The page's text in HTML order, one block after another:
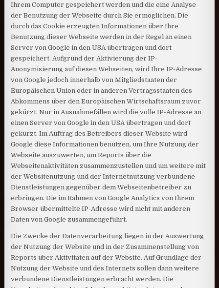
Ihrem Computer gespeichert werden und die eine Analyse
der Benutzung der Webseite durch Sie ermöglichen. Die
durch das Cookie erzeugten Informationen über Ihre
Benutzung dieser Webseite werden in der Regel an einen
Server von Google in den USA übertragen und dort
gespeichert. Aufgrund der Aktivierung der IP-
Anonymisierung auf diesen Webseiten, wird Ihre IP-Adresse
von Google jedoch innerhalb von Mitgliedstaaten der
Europäischen Union oder in anderen Vertragsstaaten des
Abkommens über den Europäischen Wirtschaftsraum zuvor
gekürzt. Nur in Ausnahmefällen wird die volle IP-Adresse an
einen Server von Google in den USA übertragen und dort
gekürzt. Im Auftrag des Betreibers dieser Website wird
Google diese Informationen benutzen, um Ihre Nutzung der
Webseite auszuwerten, um Reports über die
Webseitenaktivitäten zusammenzustellen und um weitere mit
der Websitenutzung und der Internetnutzung verbundene
Dienstleistungen gegenüber dem Webseitenbetreiber zu
erbringen. Die im Rahmen von Google Analytics von Ihrem
Browser übermittelte IP-Adresse wird nicht mit anderen
Daten von Google zusammengeführt.
Die Zwecke der Datenverarbeitung liegen in der Auswertung
der Nutzung der Website und in der Zusammenstellung von
Reports über Aktivitäten auf der Website. Auf Grundlage der
Nutzung der Website und des Internets sollen dann weitere
verbundene Dienstleistungen erbracht werden. Die